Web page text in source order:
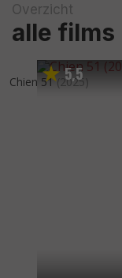
Overzicht
alle films
5,5
Chien 51 (2025)